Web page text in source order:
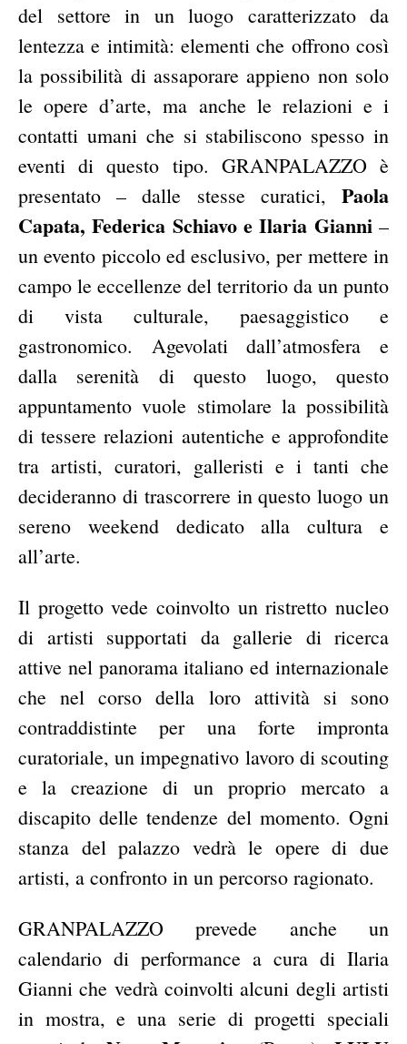
del settore in un luogo caratterizzato da
lentezza e intimità: elementi che offrono così
la possibilità di assaporare appieno non solo
le opere d’arte, ma anche le relazioni e i
contatti umani che si stabiliscono spesso in
eventi di questo tipo. GRANPALAZZO è
presentato – dalle stesse curatici, Paola
Capata, Federica Schiavo e Ilaria Gianni –
un evento piccolo ed esclusivo, per mettere in
campo le eccellenze del territorio da un punto
di vista culturale, paesaggistico e
gastronomico. Agevolati dall’atmosfera e
dalla serenità di questo luogo, questo
appuntamento vuole stimolare la possibilità
di tessere relazioni autentiche e approfondite
tra artisti, curatori, galleristi e i tanti che
decideranno di trascorrere in questo luogo un
sereno weekend dedicato alla cultura e
all’arte.
Il progetto vede coinvolto un ristretto nucleo
di artisti supportati da gallerie di ricerca
attive nel panorama italiano ed internazionale
che nel corso della loro attività si sono
contraddistinte per una forte impronta
curatoriale, un impegnativo lavoro di scouting
e la creazione di un proprio mercato a
discapito delle tendenze del momento. Ogni
stanza del palazzo vedrà le opere di due
artisti, a confronto in un percorso ragionato.
GRANPALAZZO prevede anche un
calendario di performance a cura di Ilaria
Gianni che vedrà coinvolti alcuni degli artisti
in mostra, e una serie di progetti speciali